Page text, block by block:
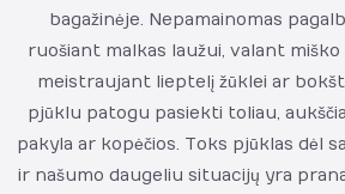
bagažinėje. Nepamainomas
ruošiant malkas laužui, valant
meistraujant lieptelį žūklei ar
pjūklu patogu pasiekti toliau,
pakyla ar kopėčios. Toks pjūklas dėl
ir našumo daugeliu situacijų yra